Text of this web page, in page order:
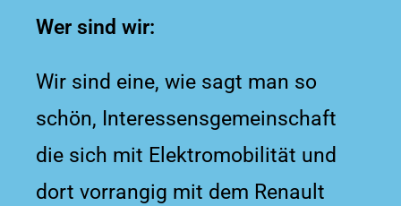
Wer sind wir:
Wir sind eine, wie sagt man so
schön, Interessensgemeinschaft
die sich mit Elektromobilität und
dort vorrangig mit dem Renault